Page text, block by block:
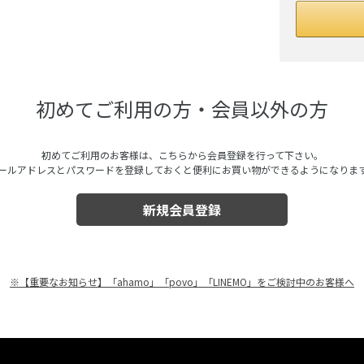
初めてご利用の方・会員以外の方
初めてご利用のお客様は、こちらから会員登録を行って下さい。
ルアドレスとパスワードを登録しておくと便利にお買い物ができるようになりま
※【重要なお知らせ】「ahamo」「povo」「LINEMO」をご検討中のお客様へ